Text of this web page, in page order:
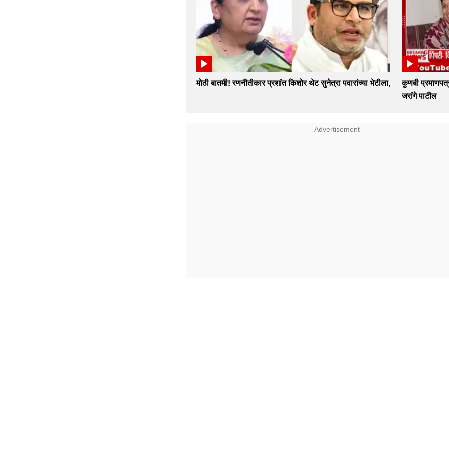
मोठी बातमी! रणनीतीकार प्रशांत किशोर थेट सुनेत्रा पवारांच्या भेटीला,
कुणबी
जरांगे पाटील